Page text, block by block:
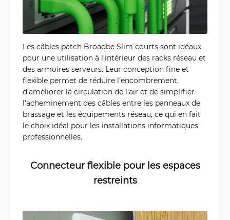
Les câbles patch Broadbe Slim courts sont idéaux
pour une utilisation à l'intérieur des racks réseau et
des armoires serveurs. Leur conception fine et
flexible permet de réduire l'encombrement,
d'améliorer la circulation de l'air et de simplifier
l'acheminement des câbles entre les panneaux de
brassage et les équipements réseau, ce qui en fait
le choix idéal pour les installations informatiques
professionnelles.
Connecteur flexible pour les espaces
restreints